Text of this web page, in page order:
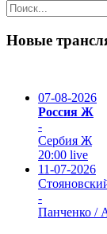
Новые
07-08-2026
Россия Ж
-
Сербия Ж
20:00 live
11-07-2026
-
Панченко /